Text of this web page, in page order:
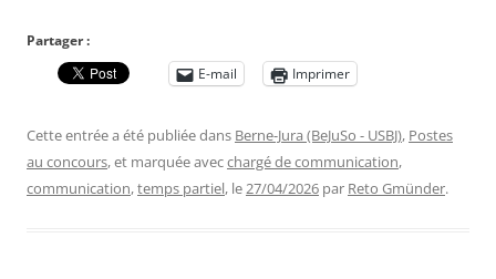
Partager :
E-mail
Imprimer
Cette entrée a été publiée dans Berne-Jura (BeJuSo - USBJ), Postes
au concours, et marquée avecchargé de communication,
communication,temps partiel, le27/04/2026 par Reto Gmünder.